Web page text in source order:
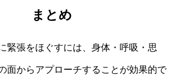
まとめ
緊張をほぐすには、身体・呼吸・思
面からアプローチすることが効果的で